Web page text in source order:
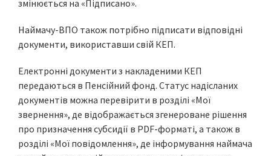
змінюється на «Підписано».
Наймачу-ВПО також потрібно підписати відповідні
документи, використавши свій КЕП.
Електронні документи з накладеними КЕП
передаються в Пенсійний фонд. Статус надісланих
документів можна перевірити в розділі «Мої
звернення», де відображається згенероване рішення
про призначення субсидії в PDF-форматі, а також в
розділі «Мої повідомлення», де інформування наймача